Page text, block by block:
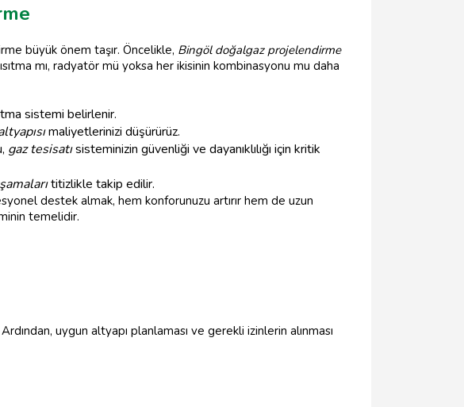
büyük önem taşır. Öncelikle, Bingöl doğalgaz projelendirme
mı, radyatör mü yoksa her ikisinin kombinasyonu mu daha
sistemi belirlenir.
maliyetlerinizi düşürürüz.
gaz tesisatısisteminizin güvenliği ve dayanıklılığı için kritik
titizlikle takip edilir.
destek almak, hem konforunuzu artırır hem de uzun
temelidir.
uygun altyapı planlaması ve gerekli izinlerin alınması